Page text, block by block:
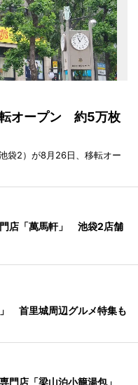
転オープン 約5万枚
袋2）が8月26日、移転オー
店「萬馬軒」 池袋2店舗
首里城周辺グルメ特集も
門店「梁山泊小籠湯包」